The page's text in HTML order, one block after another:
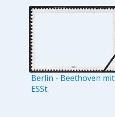
Berlin - Beethoven mit
ESSt.